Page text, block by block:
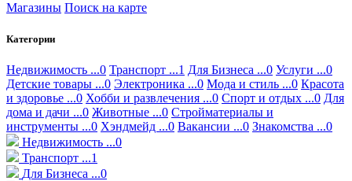
Магазины Поиск на карте
Категории
Недвижимость ...0 Транспорт ...1 Для Бизнеса ...0 Услуги ...0
Детские товары ...0 Электроника ...0 Мода и стиль ...0 Красота
и здоровье ...0 Хобби и развлечения ...0 Спорт и отдых ...0 Для
дома и дачи ...0 Животные ...0 Стройматериалы и
инструменты ...0 Хэндмейд ...0 Вакансии ...0 Знакомства ...0
Недвижимость ...0
Транспорт ...1
Для Бизнеса ...0